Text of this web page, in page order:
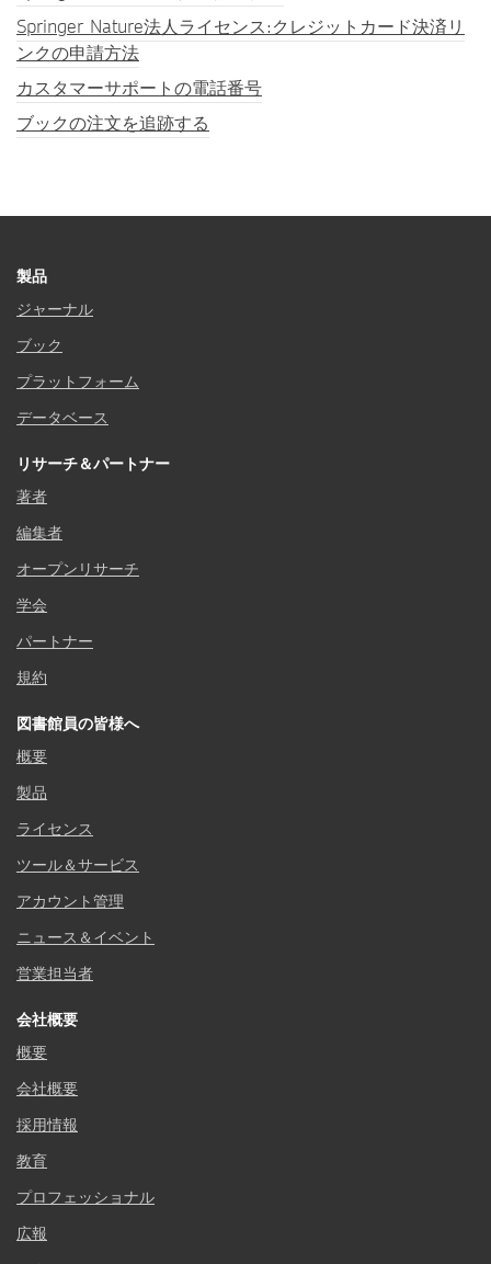
Springer Nature法人ライセンス:クレジットカード決済リ
ンクの申請方法
カスタマーサポートの電話番号
ブックの注文を追跡する
製品
ジャーナル
ブック
プラットフォーム
データベース
リサーチ＆パートナー
著者
編集者
オープンリサーチ
学会
パートナー
規約
図書館員の皆様へ
概要
製品
ライセンス
ツール＆サービス
アカウント管理
ニュース＆イベント
営業担当者
会社概要
概要
会社概要
採用情報
教育
プロフェッショナル
広報